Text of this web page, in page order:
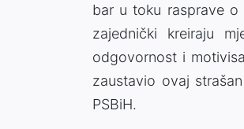
bar u toku rasprave
zajednički kreiraju
odgovornost i
zaustavio ovaj
PSBiH.